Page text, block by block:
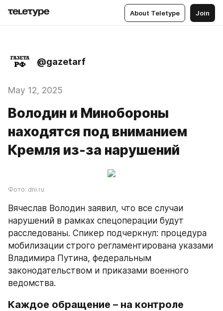
About Teletype Join
@gazetarf
May 12, 2025
Володин и Минобороны
находятся под вниманием
Кремля из-за нарушений
Фото: dni.ru
Вячеслав Володин заявил, что все случаи
нарушений в рамках спецоперации будут
расследованы. Спикер подчеркнул: процедура
мобилизации строго регламентирована указами
Владимира Путина, федеральным
законодательством и приказами военного
ведомства.
Каждое обращение – на контроле